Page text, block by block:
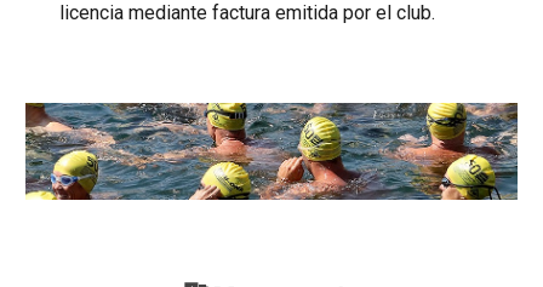
licencia mediante factura emitida por el club.